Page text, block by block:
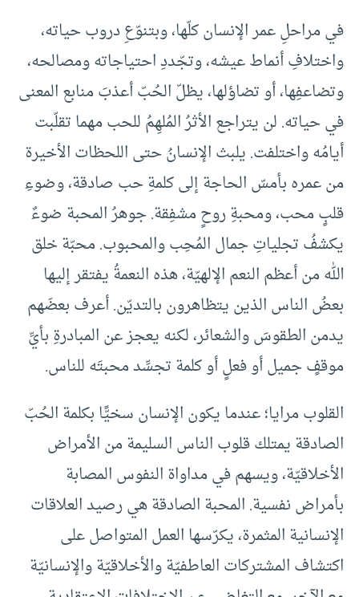
في مراحلِ عمر الإنسان كلّها، وبتنوّعِ دروب حياته،
واختلافِ أنماط عيشه، وتجّددِ احتياجاته ومصالحه،
وتضاعفِها، أو تضاؤلها، يظلّ الحُبّ أعذبَ منابع المعنى
في حياته. لن يتراجع الأثرُ المُلهِمُ للحب مهما تقلّبت
أيامُه واختلفت. يلبث الإنسانُ حتى اللحظات الأخيرة
من عمره بأمسّ الحاجة إلى كلمةِ حب صادقة، وضوءِ
قلبٍ محب، ومحبةِ روحٍ مشفِقة. جوهرُ المحبة ضوءٌ
يكشفُ تجلياتِ جمال المُحِب والمحبوب. محبّة خلق
الله من أعظم النعم الإلهيّة، هذه النعمةُ يفتقر إليها
بعضُ الناس الذين يتظاهرون بالتديّن. أعرف بعضَهم
يدمن الطقوسَ والشعائر، لكنه يعجز عن المبادرةِ بأيِّ
موقفٍ جميل أو فعلٍ أو كلمة تجسِّد محبتَه للناس.
القلوب مرايا؛ عندما يكون الإنسان سخيًّا بكلمة الحُبّ
الصادقة يمتلك قلوب الناس السليمة من الأمراض
الأخلاقيّة، ويسهم في مداواة النفوس المصابة
بأمراض نفسية. المحبة الصادقة هي رصيد العلاقات
الإنسانية المثمرة، يكرّسها العمل المتواصل على
اكتشاف المشتركات العاطفيّة والأخلاقيّة والإنسانيّة